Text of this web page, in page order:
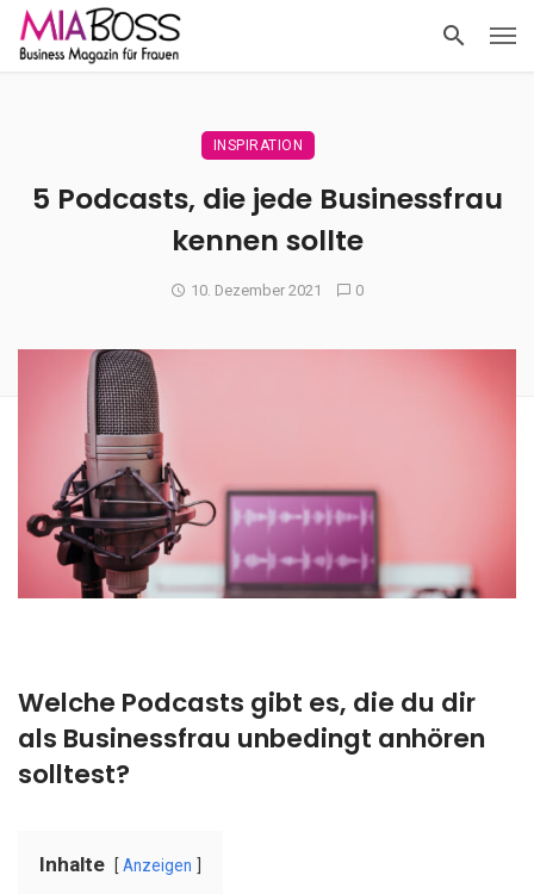
INSPIRATION
5 Podcasts, die jede Businessfrau
kennen sollte
10. Dezember 2021 0
Welche Podcasts gibt es, die du dir
als Businessfrau unbedingt anhören
solltest?
Inhalte Anzeigen